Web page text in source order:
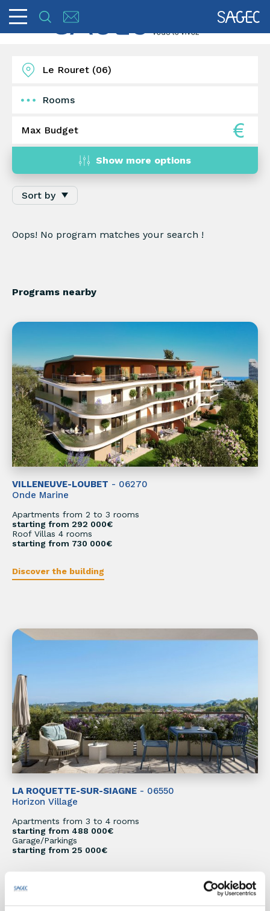
Rooms
1
Show more options
Sort by
Oops! No program matches your search !
Programs nearby
VILLENEUVE-LOUBET - 06270
Onde Marine
Apartments from 2 to 3 rooms
starting from 292 000€
Roof Villas 4 rooms
starting from 730 000€
Discover the building
LA ROQUETTE-SUR-SIAGNE - 06550
Horizon Village
Apartments from 3 to 4 rooms
starting from 488 000€
Garage/Parkings
starting from 25 000€